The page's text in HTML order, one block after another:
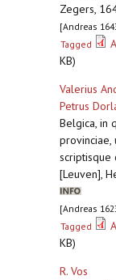
Zegers,
[Andreas
Tagged
KB)
Valerius
Petrus
Belgica, in
provinciae,
scriptisque
[Leuven],
[Andreas
Tagged
KB)
R. Vos